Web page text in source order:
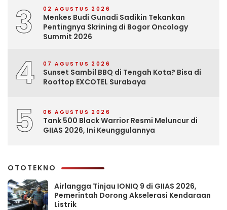
3 02 AGUSTUS 2026
Menkes Budi Gunadi Sadikin Tekankan
Pentingnya Skrining di Bogor Oncology
Summit 2026
4 07 AGUSTUS 2026
Sunset Sambil BBQ di Tengah Kota? Bisa di
Rooftop EXCOTEL Surabaya
5 06 AGUSTUS 2026
Tank 500 Black Warrior Resmi Meluncur di
GIIAS 2026, Ini Keunggulannya
OTOTEKNO
Airlangga Tinjau IONIQ 9 di GIIAS 2026,
Pemerintah Dorong Akselerasi Kendaraan
Listrik